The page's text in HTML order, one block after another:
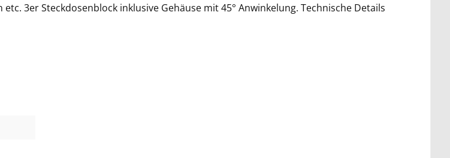
3er Steckdosenblock inklusive Gehäuse mit 45° Anwinkelung. Technische Details